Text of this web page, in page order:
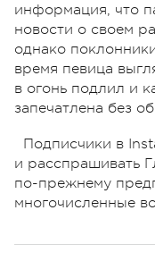
информация, что
новости о своем
однако
время певица
в огонь подлил и
запечатлена без
Подписчики в
и расспрашивать
по-прежнему
многочисленные